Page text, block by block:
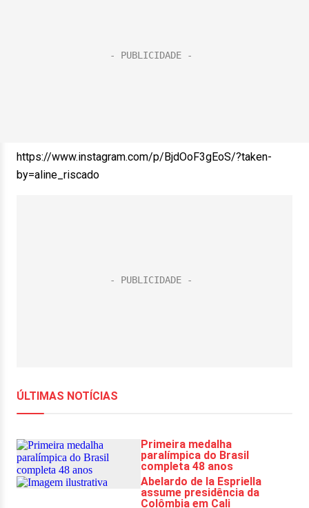
https://www.instagram.com/p/BjdOoF3gEoS/?taken-
by=aline_riscado